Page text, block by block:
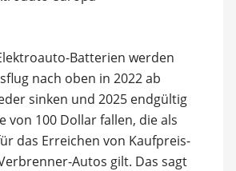
Batterien werden
nach oben in 2022 ab
sinken und 2025 endgültig
von 100 Dollar fallen, die als
das Erreichen von Kaufpreis-
Autos gilt. Das sagt